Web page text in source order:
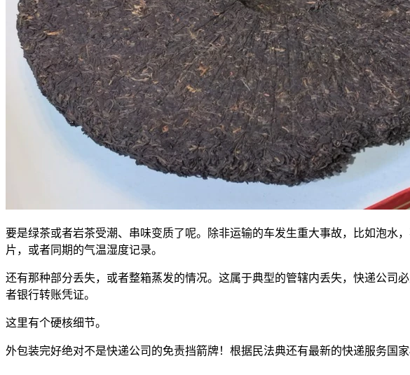
要是绿茶或者岩茶受潮、串味变质了呢。除非运输的车发生重大事故，比如泡水
片，或者同期的气温湿度记录。
还有那种部分丢失，或者整箱蒸发的情况。这属于典型的管辖内丢失，快递公司
者银行转账凭证。
这里有个硬核细节。
外包装完好绝对不是快递公司的免责挡箭牌！根据民法典还有最新的快递服务国